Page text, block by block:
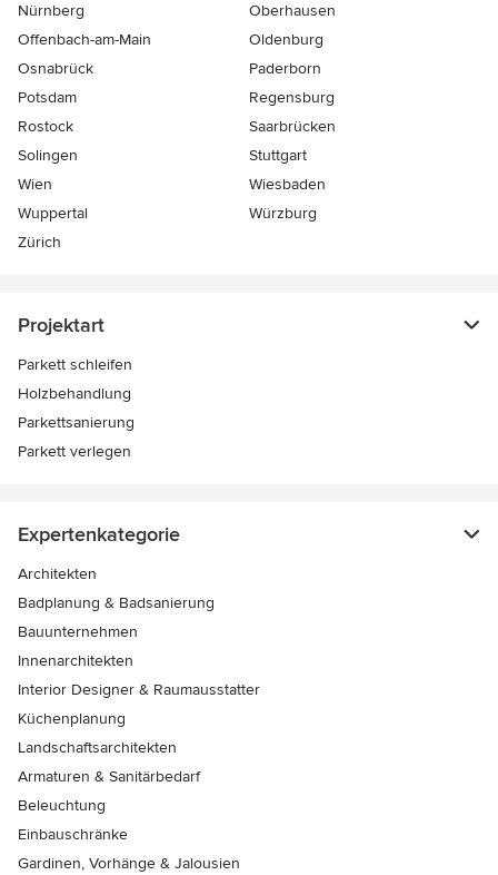
Nürnberg
Oberhausen
Offenbach-am-Main
Oldenburg
Osnabrück
Paderborn
Potsdam
Regensburg
Rostock
Saarbrücken
Solingen
Stuttgart
Wien
Wiesbaden
Wuppertal
Würzburg
Zürich
Projektart
Parkett schleifen
Holzbehandlung
Parkettsanierung
Parkett verlegen
Expertenkategorie
Architekten
Badplanung & Badsanierung
Bauunternehmen
Innenarchitekten
Interior Designer & Raumausstatter
Küchenplanung
Landschaftsarchitekten
Armaturen & Sanitärbedarf
Beleuchtung
Einbauschränke
Gardinen, Vorhänge & Jalousien